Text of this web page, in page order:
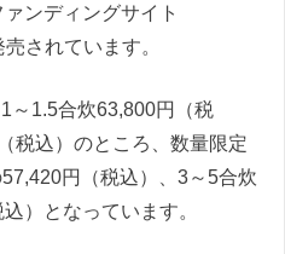
ンディングサイト
売されています。
～1.5合炊63,800円（税
税込）のところ、数量限定
円（税込）、3～5合炊
）となっています。